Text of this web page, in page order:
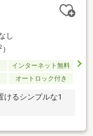
し
2）
インターネット無料
オートロック付き
るシンプルな1